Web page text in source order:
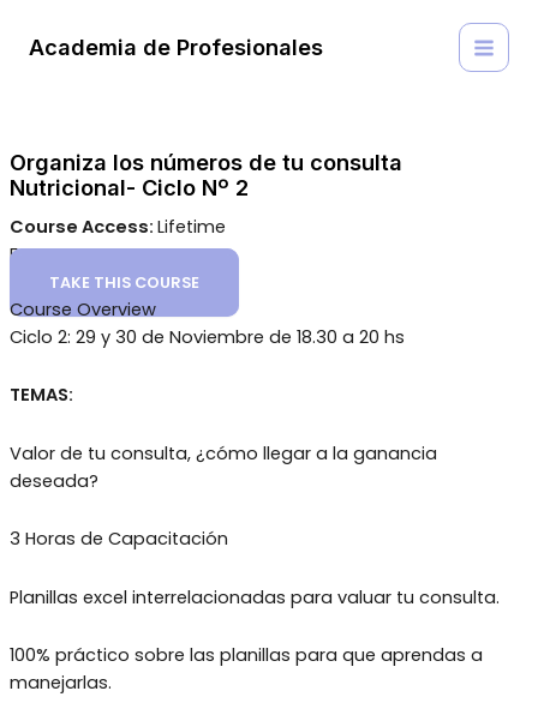
Academia de Profesionales
Organiza los números de tu consulta
Nutricional- Ciclo Nº 2
Course Access: Lifetime
Free
TAKE THIS COURSE
Course Overview
Ciclo 2: 29 y 30 de Noviembre de 18.30 a 20 hs
TEMAS:
Valor de tu consulta, ¿cómo llegar a la ganancia
deseada?
3 Horas de Capacitación
Planillas excel interrelacionadas para valuar tu consulta.
100% práctico sobre las planillas para que aprendas a
manejarlas.
por: